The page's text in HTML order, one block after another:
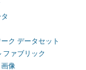
ク データセット
ファブリック
像